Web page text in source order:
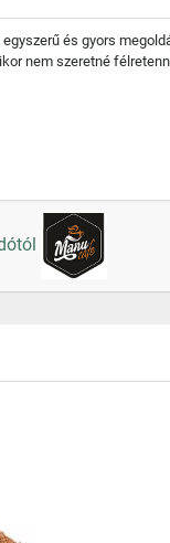
és gyors
nem szeretné